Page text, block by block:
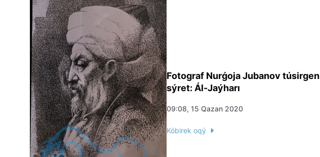
Fotograf Nurǵoja Jubanov túsirgen
sýret: Ál-Jaýharı
09:08, 15 Qazan 2020
Kóbirek oqý